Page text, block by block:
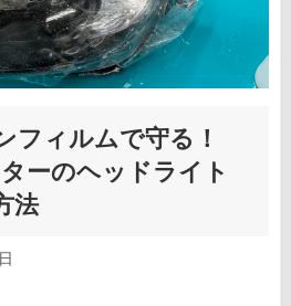
フィルムで守る！
ーのヘッドライト
法